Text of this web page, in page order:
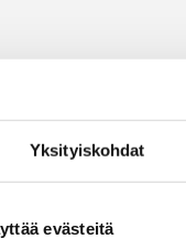
Yksityiskohdat
evästeitä